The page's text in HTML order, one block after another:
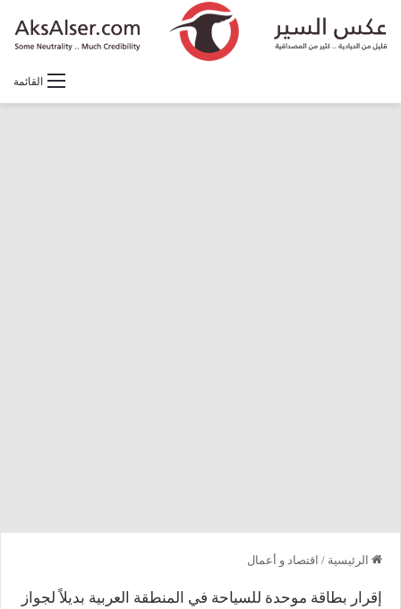
القائمة
الرئيسية / اقتصاد و أعمال
إقرار بطاقة موحدة للسياحة في المنطقة العربية بديلاً لجواز